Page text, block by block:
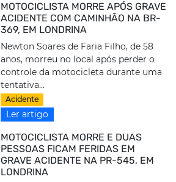
MOTOCICLISTA MORRE APÓS GRAVE
ACIDENTE COM CAMINHÃO NA BR-
369, EM LONDRINA
Newton Soares de Faria Filho, de 58
anos, morreu no local após perder o
controle da motocicleta durante uma
tentativa...
Acidente
Ler artigo
MOTOCICLISTA MORRE E DUAS
PESSOAS FICAM FERIDAS EM
GRAVE ACIDENTE NA PR-545, EM
LONDRINA